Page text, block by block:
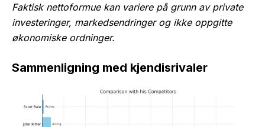
Faktisk nettoformue kan variere på grunn av private
investeringer, markedsendringer og ikke oppgitte
økonomiske ordninger.
Sammenligning med kjendisrivaler